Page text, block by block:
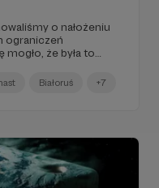
o nałożeniu
ograniczeń
mogło, że była to
do przeszłości
Białoruś +7